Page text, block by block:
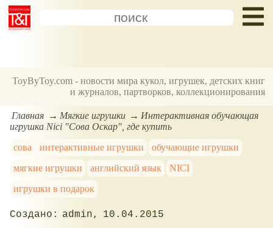
ToyByToy.com - новости мира кукол, игрушек, детских книг
и журналов, партворков, коллекционирования
Главная Мягкие игрушки
Интерактивная обучающая
игрушка Nici "Сова Оскар", где купить
сова
интерактивные игрушки
обучающие игрушки
мягкие игрушки
английский язык
NICI
игрушки в подарок
admin 10.04.2015